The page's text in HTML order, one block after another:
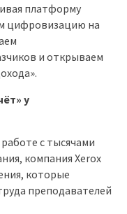
платформу
цифровизацию на
и открываем
у
с тысячами
компания Xerox
которые
преподавателей